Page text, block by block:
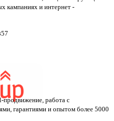
кампаниях и интернет -
57
продвижение, работа с
гарантиями и опытом более 5000